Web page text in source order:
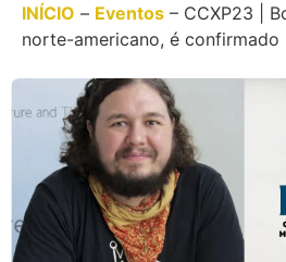
INÍCIO – Eventos – CCXP23 |
norte-americano, é confirmado